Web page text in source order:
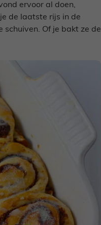
ervoor al doen,
de laatste rijs in de
schuiven. Of je bakt ze de